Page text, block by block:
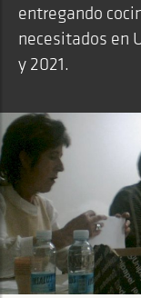
entregando
necesitados en
y 2021.